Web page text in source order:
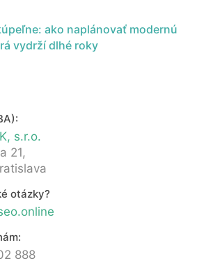
ako naplánovať modernú
vydrží dlhé roky
s.r.o.
21,
otázky?
888